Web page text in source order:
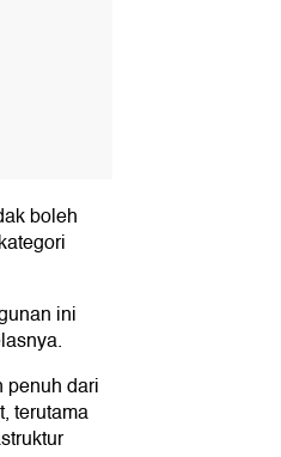
boleh
ini
penuh dari
terutama